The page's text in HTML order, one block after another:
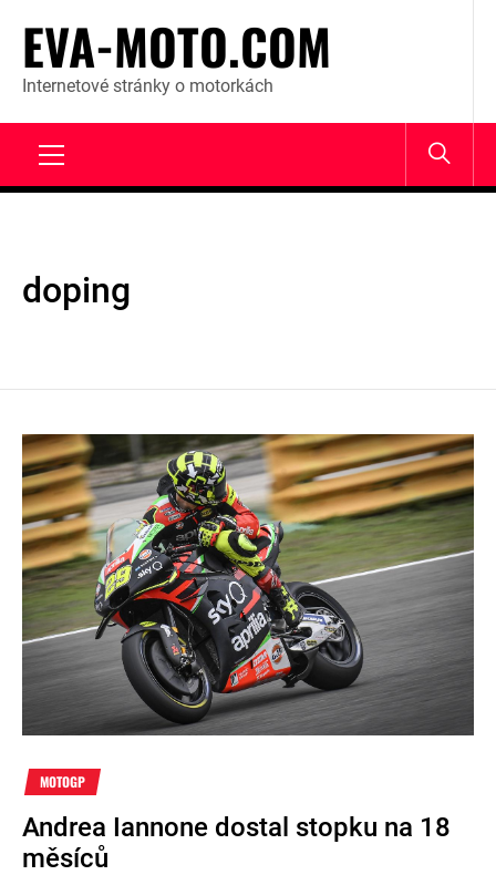
content
EVA-MOTO.COM
Internetové stránky o motorkách
doping
MOTOGP
Andrea Iannone dostal stopku na 18
měsíců